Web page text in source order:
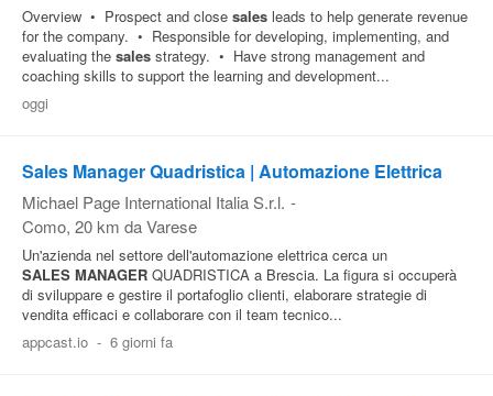
Overview • Prospect and close sales leads to help generate revenue
for the company. • Responsible for developing, implementing, and
evaluating the sales strategy. • Have strong management and
coaching skills to support the learning and development...
oggi
Sales Manager Quadristica | Automazione Elettrica
Michael Page International Italia S.r.l. -
Como, 20 km da Varese
Un'azienda nel settore dell'automazione elettrica cerca un
SALES MANAGER QUADRISTICA a Brescia. La figura si occuperà
di sviluppare e gestire il portafoglio clienti, elaborare strategie di
vendita efficaci e collaborare con il team tecnico...
appcast.io - 6 giorni fa